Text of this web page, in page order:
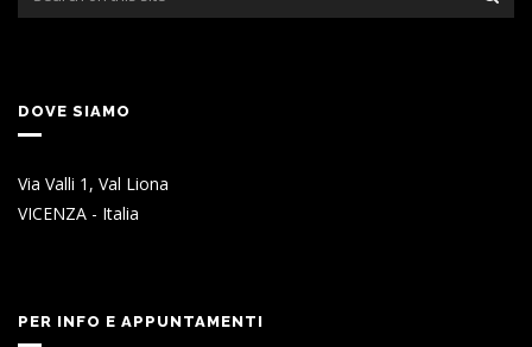
DOVE SIAMO
Via Valli 1, Val Liona
VICENZA - Italia
PER INFO E APPUNTAMENTI